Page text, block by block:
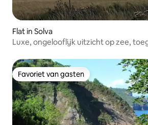
Flat in Solva
Luxe, ongelooflijk uitzicht op zee,
Favoriet van gasten
Favoriet van gasten